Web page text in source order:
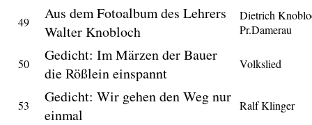
49
Aus dem Fotoalbum des Lehrers
Walter Knobloch
Dietrich
Pr.Damerau
50
Gedicht: Im Märzen der Bauer
die Rößlein einspannt
Volkslied
53
Gedicht: Wir gehen den Weg nur
einmal
Ralf Klinger